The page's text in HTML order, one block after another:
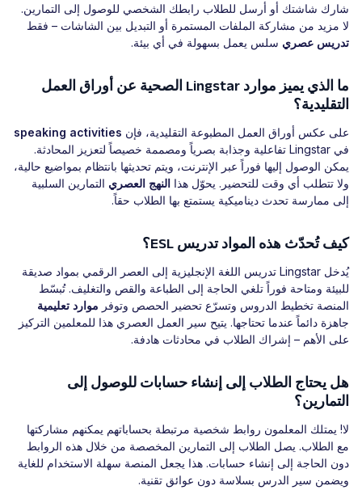
شارك شاشتك أو أرسل للطلاب رابطك الشخصي للوصول إلى التمارين.
لا مزيد من مشاركة الملفات المستمرة أو التبديل بين الشاشات – فقط
تدريس عصري سلس يعمل بسهولة في أي بيئة.
ما الذي يميز موارد Lingstar الصحية عن أوراق العمل
التقليدية؟
على عكس أوراق العمل المطبوعة التقليدية، فإن speaking activities
في Lingstar تفاعلية وجذابة بصرياً ومصممة خصيصاً لتعزيز المحادثة.
يمكن الوصول إليها فوراً عبر الإنترنت، ويتم تحديثها بانتظام بمواضيع حالية،
ولا تتطلب أي وقت للتحضير. يحوّل هذا النهج العصري التمارين السلبية
إلى ممارسة تحدث ديناميكية يستمتع بها الطلاب حقاً.
كيف تُحدّث هذه المواد تدريس ESL؟
يُدخل Lingstar تدريس اللغة الإنجليزية إلى العصر الرقمي بمواد صديقة
للبيئة ومتاحة فوراً تلغي الحاجة إلى الطباعة والقص والتغليف. تُبسّط
المنصة تخطيط الدروس وتسرّع تحضير الحصص وتوفر موارد تعليمية
جاهزة دائماً عندما تحتاجها. يتيح سير العمل العصري هذا للمعلمين التركيز
على الأهم – إشراك الطلاب في محادثات هادفة.
هل يحتاج الطلاب إلى إنشاء حسابات للوصول إلى
التمارين؟
لا! يمتلك المعلمون روابط شخصية مرتبطة بحساباتهم يمكنهم مشاركتها
مع الطلاب. يصل الطلاب إلى التمارين المخصصة من خلال هذه الروابط
دون الحاجة إلى إنشاء حسابات. هذا يجعل المنصة سهلة الاستخدام للغاية
ويضمن سير الدرس بسلاسة دون عوائق تقنية.